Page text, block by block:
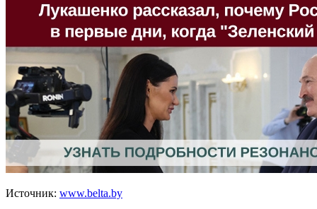
Источник: www.belta.by